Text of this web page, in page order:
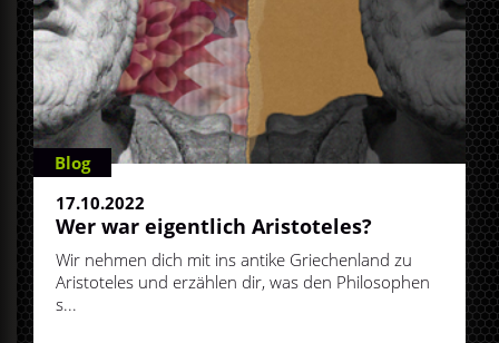
Blog
17.10.2022
Wer war eigentlich Aristoteles?
Wir nehmen dich mit ins antike Griechenland zu
Aristoteles und erzählen dir, was den Philosophen
s...